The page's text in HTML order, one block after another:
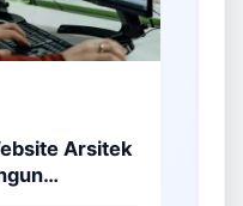
Arsitek